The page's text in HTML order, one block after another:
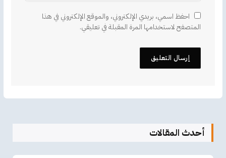
احفظ اسمي، بريدي الإلكتروني، والموقع الإلكتروني في هذا
المتصفح لاستخدامها المرة المقبلة في تعليقي.
أحدث المقالات